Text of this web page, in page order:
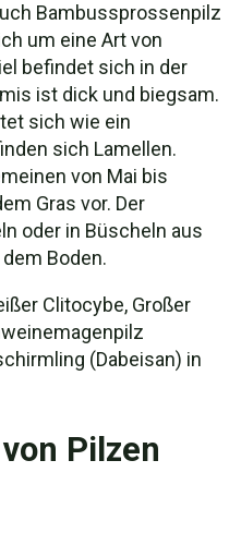
Bambussprossenpilz
um eine Art von
befindet sich in der
ist dick und biegsam.
sich wie ein
sich Lamellen.
von Mai bis
Gras vor. Der
oder in Büscheln aus
Boden.
Clitocybe, Großer
(Dabeisan) in
Pilzen